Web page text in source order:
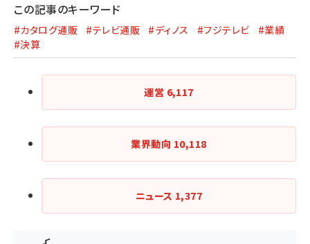
この記事のキーワード
#カタログ通販 #テレビ通販 #ディノス #フジテレビ
#業績
#決算
運営 6,117
業界動向 10,118
ニュース 1,377